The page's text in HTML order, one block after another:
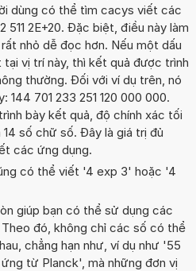
dùng có thể tìm cacys viết các
511 2E+20. Đặc biệt, điều này làm
nhỏ dễ đọc hơn. Nếu một dấu
vị trí này, thì kết quả được trình
thường. Đối với ví dụ trên, nó
144 701 233 251 120 000 000.
bày kết quả, độ chính xác tối
14 số chữ số. Đây là giá trị đủ
các ứng dụng.
có thể viết '4 exp 3' hoặc '4
giúp bạn có thể sử dụng các
đó, không chỉ các số có thể
chẳng hạn như, ví dụ như '55
từ Planck', mà những đơn vị